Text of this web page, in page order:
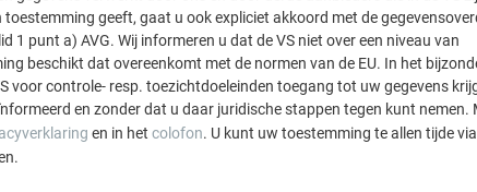
alle vereiste veiligheidsmaatregelen zoals gevelsteigers
producten moet u rekening houden met
uitzetten van buizen).
toestemming geeft, gaat u ook expliciet akkoord met de
1 punt a) AVG. Wij informeren u dat de VS niet over een niveau van
beschikt dat overeenkomt met de normen van de EU. In het
voor controle- resp. toezichtdoeleinden toegang tot uw gegevens
en zonder dat u daar juridische stappen tegen kunt nemen.
en in het colofon. U kunt uw toestemming te allen tijde